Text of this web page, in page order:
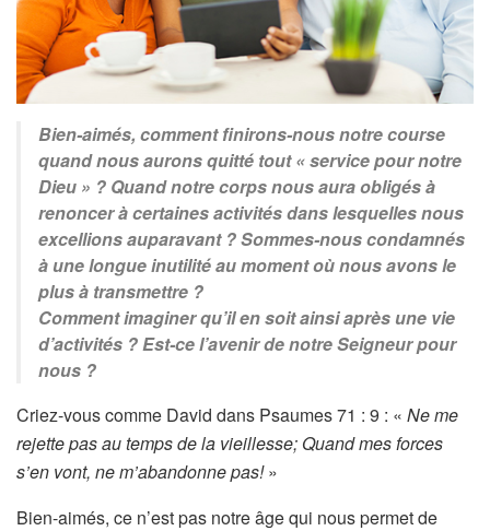
Bien-aimés, comment finirons-nous notre course
quand nous aurons quitté tout « service pour notre
Dieu » ? Quand notre corps nous aura obligés à
renoncer à certaines activités dans lesquelles nous
excellions auparavant ? Sommes-nous condamnés
à une longue inutilité au moment où nous avons le
plus à transmettre ?
Comment imaginer qu’il en soit ainsi après une vie
d’activités ? Est-ce l’avenir de notre Seigneur pour
nous ?
Criez-vous comme David dans Psaumes 71 : 9 : « Ne me
rejette pas au temps de la vieillesse; Quand mes forces
s’en vont, ne m’abandonne pas!»
Bien-aimés, ce n’est pas notre âge qui nous permet de